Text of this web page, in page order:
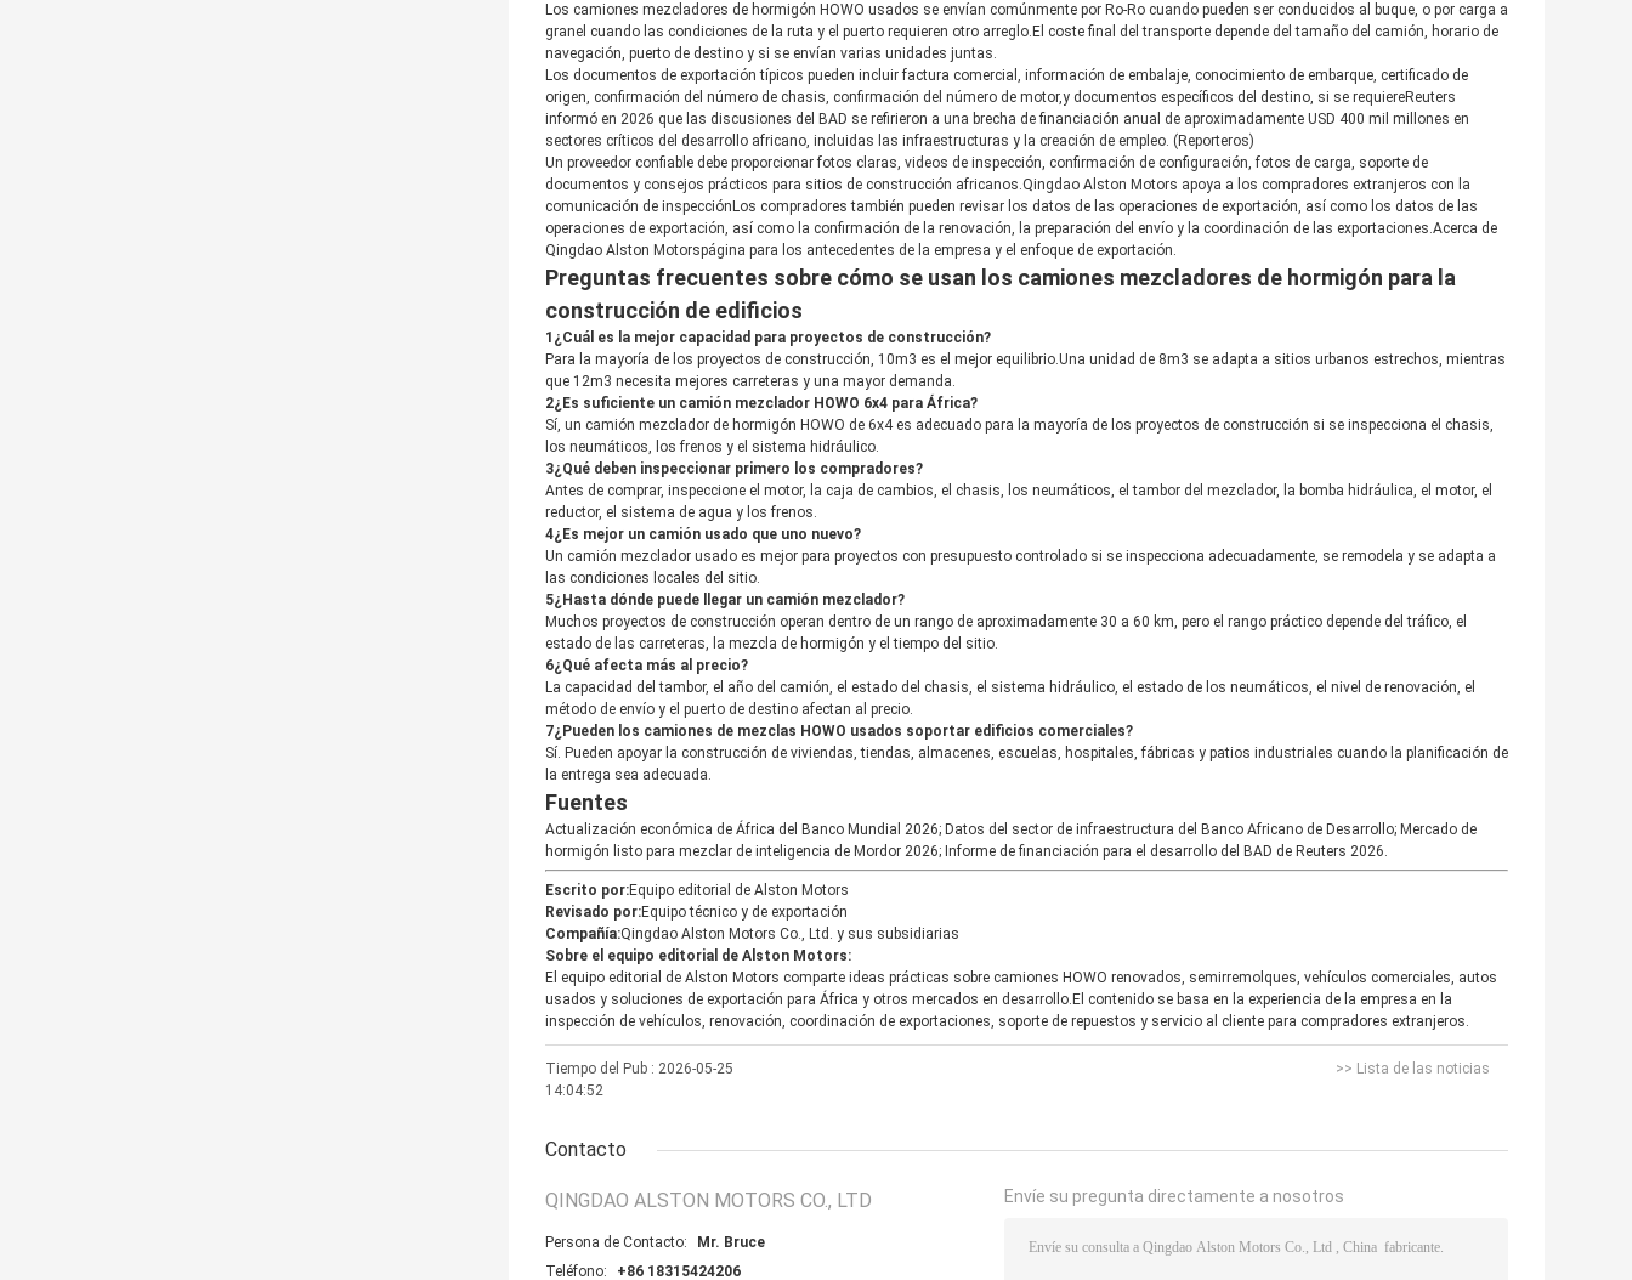
Los camiones mezcladores de hormigón HOWO usados se envían comúnmente por Ro-Ro cuando pueden ser conducidos al buque, o por carga a
granel cuando las condiciones de la ruta y el puerto requieren otro arreglo.El coste final del transporte depende del tamaño del camión, horario de
navegación, puerto de destino y si se envían varias unidades juntas.
Los documentos de exportación típicos pueden incluir factura comercial, información de embalaje, conocimiento de embarque, certificado de
origen, confirmación del número de chasis, confirmación del número de motor,y documentos específicos del destino, si se requiereReuters
informó en 2026 que las discusiones del BAD se refirieron a una brecha de financiación anual de aproximadamente USD 400 mil millones en
sectores críticos del desarrollo africano, incluidas las infraestructuras y la creación de empleo. ( Reporteros)
Un proveedor confiable debe proporcionar fotos claras, videos de inspección, confirmación de configuración, fotos de carga, soporte de
documentos y consejos prácticos para sitios de construcción africanos.Qingdao Alston Motors apoya a los compradores extranjeros con la
comunicación de inspecciónLos compradores también pueden revisar los datos de las operaciones de exportación, así como los datos de las
operaciones de exportación, así como la confirmación de la renovación, la preparación del envío y la coordinación de las exportaciones.Acerca de
Qingdao Alston Motorspágina para los antecedentes de la empresa y el enfoque de exportación.
Preguntas frecuentes sobre cómo se usan los camiones mezcladores de hormigón para la
construcción de edificios
1¿Cuál es la mejor capacidad para proyectos de construcción?
Para la mayoría de los proyectos de construcción, 10m3 es el mejor equilibrio.Una unidad de 8m3 se adapta a sitios urbanos estrechos, mientras
que 12m3 necesita mejores carreteras y una mayor demanda.
2¿Es suficiente un camión mezclador HOWO 6x4 para África?
Sí, un camión mezclador de hormigón HOWO de 6x4 es adecuado para la mayoría de los proyectos de construcción si se inspecciona el chasis,
los neumáticos, los frenos y el sistema hidráulico.
3¿Qué deben inspeccionar primero los compradores?
Antes de comprar, inspeccione el motor, la caja de cambios, el chasis, los neumáticos, el tambor del mezclador, la bomba hidráulica, el motor, el
reductor, el sistema de agua y los frenos.
4¿Es mejor un camión usado que uno nuevo?
Un camión mezclador usado es mejor para proyectos con presupuesto controlado si se inspecciona adecuadamente, se remodela y se adapta a
las condiciones locales del sitio.
5¿Hasta dónde puede llegar un camión mezclador?
Muchos proyectos de construcción operan dentro de un rango de aproximadamente 30 a 60 km, pero el rango práctico depende del tráfico, el
estado de las carreteras, la mezcla de hormigón y el tiempo del sitio.
6¿Qué afecta más al precio?
La capacidad del tambor, el año del camión, el estado del chasis, el sistema hidráulico, el estado de los neumáticos, el nivel de renovación, el
método de envío y el puerto de destino afectan al precio.
7¿Pueden los camiones de mezclas HOWO usados soportar edificios comerciales?
Sí. Pueden apoyar la construcción de viviendas, tiendas, almacenes, escuelas, hospitales, fábricas y patios industriales cuando la planificación de
la entrega sea adecuada.
Fuentes
Actualización económica de África del Banco Mundial 2026; Datos del sector de infraestructura del Banco Africano de Desarrollo; Mercado de
hormigón listo para mezclar de inteligencia de Mordor 2026; Informe de financiación para el desarrollo del BAD de Reuters 2026.
Escrito por:Equipo editorial de Alston Motors
Revisado por:Equipo técnico y de exportación
Compañía:Qingdao Alston Motors Co., Ltd. y sus subsidiarias
Sobre el equipo editorial de Alston Motors:
El equipo editorial de Alston Motors comparte ideas prácticas sobre camiones HOWO renovados, semirremolques, vehículos comerciales, autos
usados y soluciones de exportación para África y otros mercados en desarrollo.El contenido se basa en la experiencia de la empresa en la
inspección de vehículos, renovación, coordinación de exportaciones, soporte de repuestos y servicio al cliente para compradores extranjeros.
Tiempo del Pub : 2026-05-25
14:04:52
>> Lista de las noticias
Contacto
QINGDAO ALSTON MOTORS CO., LTD
Persona de Contacto:
Mr. Bruce
Teléfono:
+86 18315424206
Envíe su pregunta directamente a nosotros